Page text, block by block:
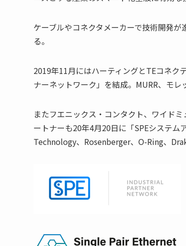
ケーブルやコネクタメーカーで技術開発
る。
2019年11月にはハーティングとTEコネク
ナーネットワーク」を結成。MURR、モ
またフエニックス・コンタクト、ワイド
ートナーも20年4月20日に「SPEシステ
Technology、Rosenberger、O-Ring、